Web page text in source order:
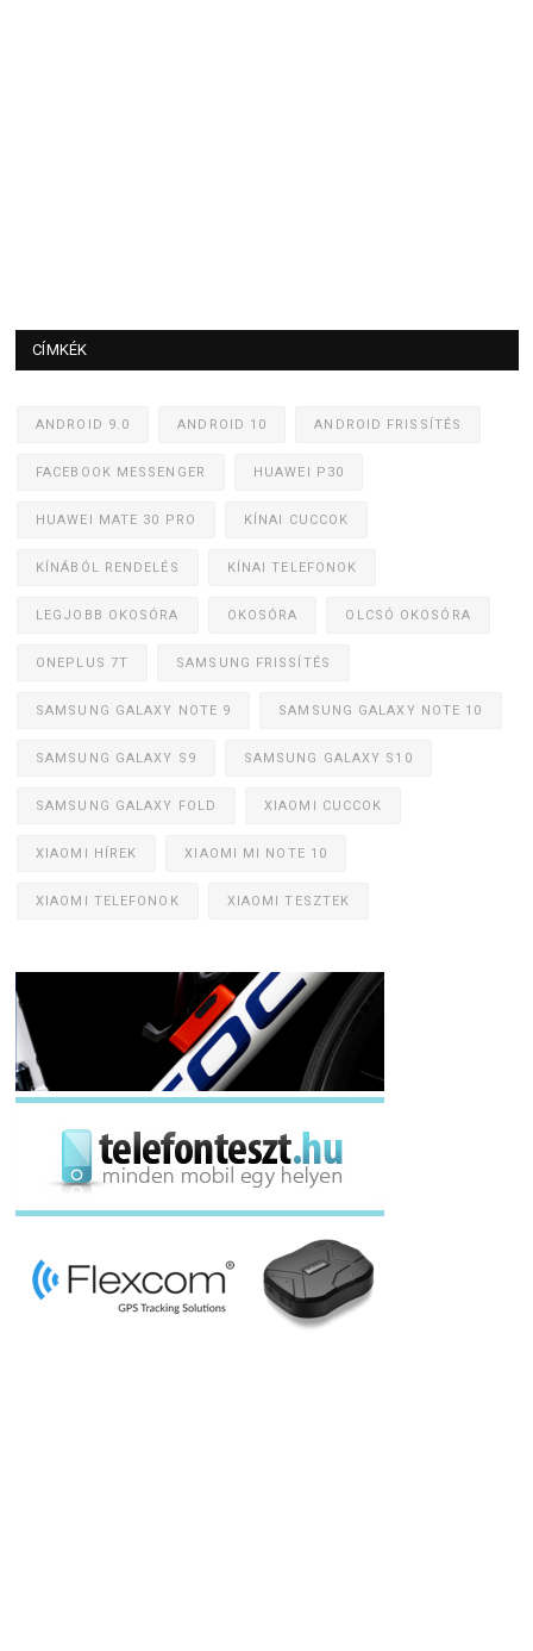
CÍMKÉK
ANDROID 9.0 ANDROID 10 ANDROID FRISSÍTÉS
FACEBOOK MESSENGER HUAWEI P30
HUAWEI MATE 30 PRO KÍNAI CUCCOK
KÍNÁBÓL RENDELÉS KÍNAI TELEFONOK
LEGJOBB OKOSÓRA OKOSÓRA OLCSÓ OKOSÓRA
ONEPLUS 7T SAMSUNG FRISSÍTÉS
SAMSUNG GALAXY NOTE 9 SAMSUNG GALAXY NOTE 10
SAMSUNG GALAXY S9 SAMSUNG GALAXY S10
SAMSUNG GALAXY FOLD XIAOMI CUCCOK
XIAOMI HÍREK XIAOMI MI NOTE 10
XIAOMI TELEFONOK XIAOMI TESZTEK